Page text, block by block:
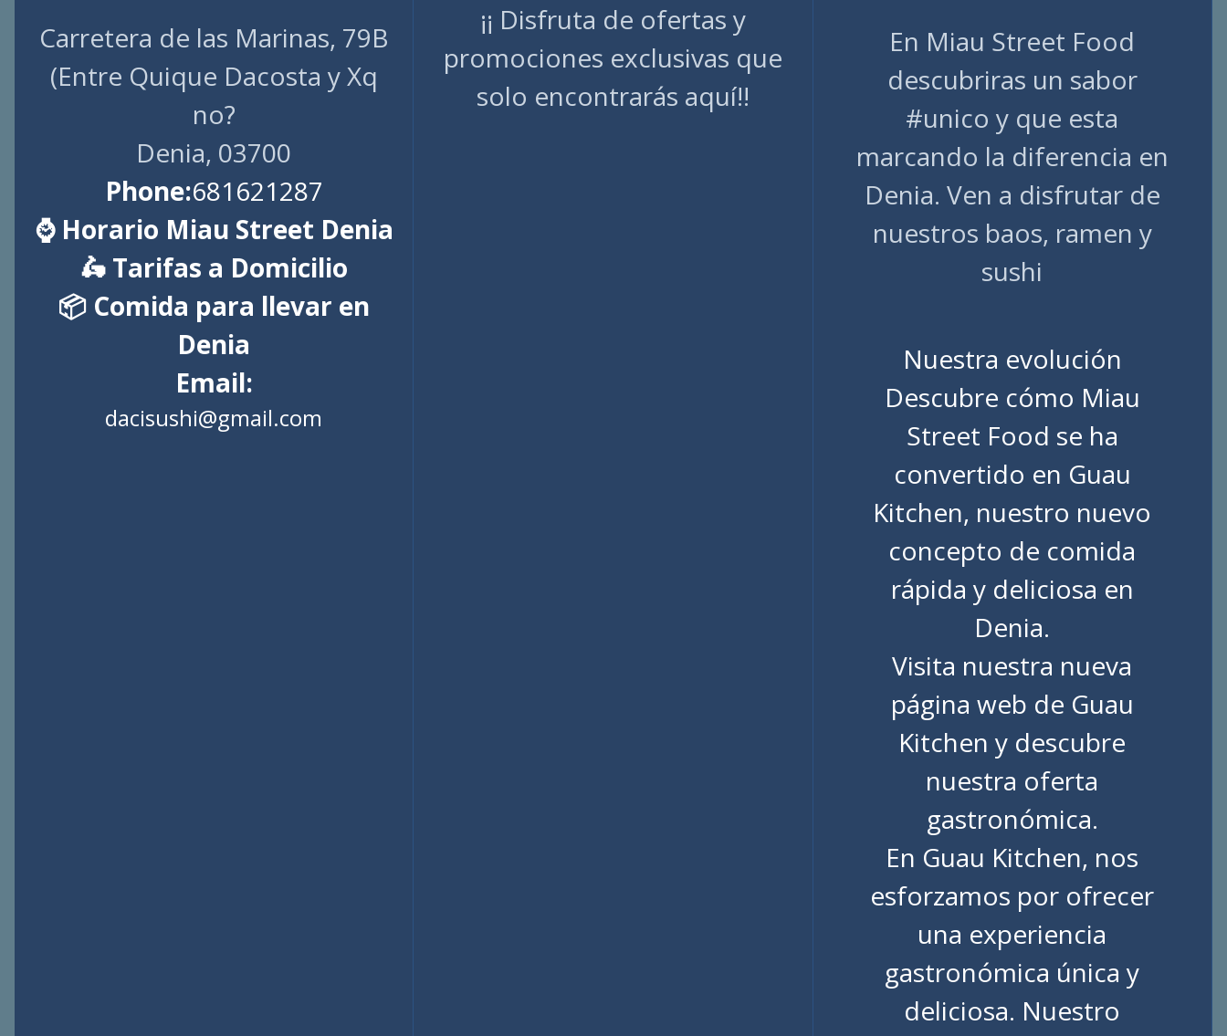
Carretera de las Marinas, 79B
(Entre Quique Dacosta y Xq
no?
Denia, 03700
Phone:681621287
⌚ Horario Miau Street Denia
🛵 Tarifas a Domicilio
📦 Comida para llevar en
Denia
Email:
dacisushi@gmail.com
¡¡ Disfruta de ofertas y
promociones exclusivas que
solo encontrarás aquí!!
En Miau Street Food
descubriras un sabor
#unico y que esta
marcando la diferencia en
Denia. Ven a disfrutar de
nuestros baos, ramen y
sushi
Nuestra evolución
Descubre cómo Miau
Street Food se ha
convertido en Guau
Kitchen, nuestro nuevo
concepto de comida
rápida y deliciosa en
Denia.
Visita nuestra nueva
página web de Guau
Kitchen y descubre
nuestra oferta
gastronómica.
En Guau Kitchen, nos
esforzamos por ofrecer
una experiencia
gastronómica única y
deliciosa. Nuestro